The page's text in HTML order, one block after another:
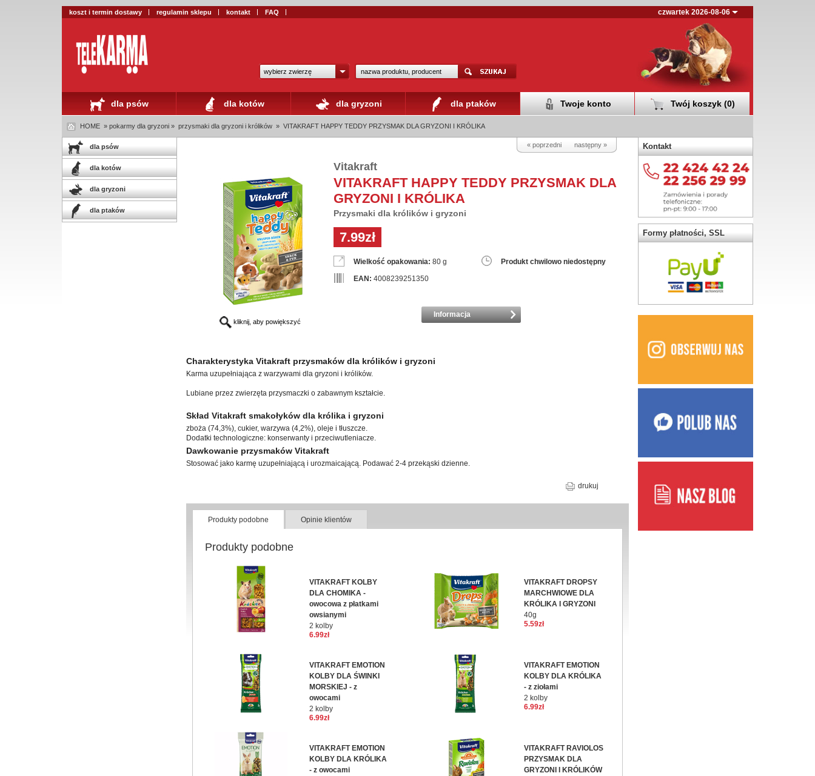
koszt i termin dostawy regulamin sklepu kontakt FAQ czwartek 2026-08-06
wybierz zwierzę
dla psów dla kotów dla gryzoni dla ptaków Twoje konto Twój koszyk (0)
HOME » pokarmy dla gryzoni » przysmaki dla gryzoni i królików » VITAKRAFT HAPPY TEDDY PRZYSMAK DLA GRYZONI I KRÓLIKA
dla psów
dla kotów
dla gryzoni
dla ptaków
« poprzedni następny »
kliknij, aby powiększyć
Vitakraft
VITAKRAFT HAPPY TEDDY PRZYSMAK DLA
GRYZONI I KRÓLIKA
Przysmaki dla królików i gryzoni
7.99zł
Wielkość opakowania: 80 g
Produkt chwilowo niedostępny
EAN: 4008239251350
Informacja
Charakterystyka Vitakraft przysmaków dla królików i gryzoni
Karma uzupełniająca z warzywami dla gryzoni i królików.
Lubiane przez zwierzęta przysmaczki o zabawnym kształcie.
Skład Vitakraft smakołyków dla królika i gryzoni
zboża (74,3%), cukier, warzywa (4,2%), oleje i tłuszcze.
Dodatki technologiczne: konserwanty i przeciwutleniacze.
Dawkowanie przysmaków Vitakraft
Stosować jako karmę uzupełniającą i urozmaicającą. Podawać 2-4 przekąski dzienne.
drukuj
Produkty podobne Opinie klientów
Produkty podobne
VITAKRAFT KOLBY
DLA CHOMIKA -
owocowa z płatkami
owsianymi
2 kolby
6.99zł
VITAKRAFT DROPSY
MARCHWIOWE DLA
KRÓLIKA I GRYZONI
40g
5.59zł
VITAKRAFT EMOTION
KOLBY DLA ŚWINKI
MORSKIEJ - z
owocami
2 kolby
6.99zł
VITAKRAFT EMOTION
KOLBY DLA KRÓLIKA
- z ziołami
2 kolby
6.99zł
VITAKRAFT EMOTION
KOLBY DLA KRÓLIKA
- z owocami
VITAKRAFT RAVIOLOS
PRZYSMAK DLA
GRYZONI I KRÓLIKÓW
Kontakt
Formy płatności, SSL